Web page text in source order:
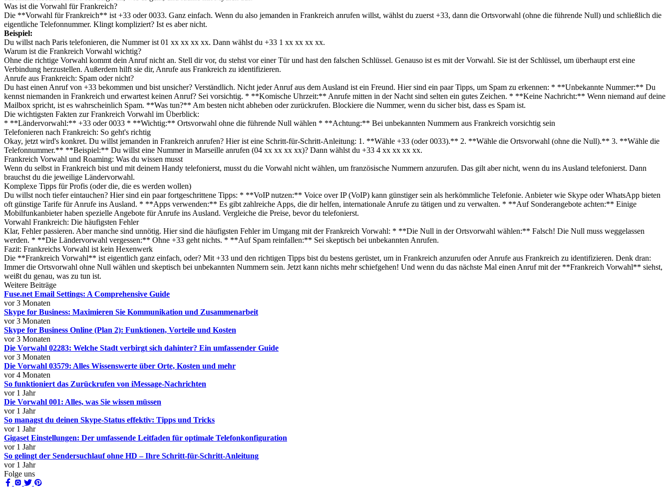
Was ist die Vorwahl für Frankreich?
Die **Vorwahl für Frankreich** ist +33 oder 0033. Ganz einfach. Wenn du also jemanden in Frankreich anrufen willst, wählst du zuerst +33, dann die Ortsvorwahl (ohne die führende Null) und schließlich die
eigentliche Telefonnummer. Klingt kompliziert? Ist es aber nicht.
Beispiel:
Du willst nach Paris telefonieren, die Nummer ist 01 xx xx xx xx. Dann wählst du +33 1 xx xx xx xx.
Warum ist die Frankreich Vorwahl wichtig?
Ohne die richtige Vorwahl kommt dein Anruf nicht an. Stell dir vor, du stehst vor einer Tür und hast den falschen Schlüssel. Genauso ist es mit der Vorwahl. Sie ist der Schlüssel, um überhaupt erst eine
Verbindung herzustellen. Außerdem hilft sie dir, Anrufe aus Frankreich zu identifizieren.
Anrufe aus Frankreich: Spam oder nicht?
Du hast einen Anruf von +33 bekommen und bist unsicher? Verständlich. Nicht jeder Anruf aus dem Ausland ist ein Freund. Hier sind ein paar Tipps, um Spam zu erkennen: * **Unbekannte Nummer:** Du
kennst niemanden in Frankreich und erwartest keinen Anruf? Sei vorsichtig. * **Komische Uhrzeit:** Anrufe mitten in der Nacht sind selten ein gutes Zeichen. * **Keine Nachricht:** Wenn niemand auf deine
Mailbox spricht, ist es wahrscheinlich Spam. **Was tun?** Am besten nicht abheben oder zurückrufen. Blockiere die Nummer, wenn du sicher bist, dass es Spam ist.
Die wichtigsten Fakten zur Frankreich Vorwahl im Überblick:
* **Ländervorwahl:** +33 oder 0033 * **Wichtig:** Ortsvorwahl ohne die führende Null wählen * **Achtung:** Bei unbekannten Nummern aus Frankreich vorsichtig sein
Telefonieren nach Frankreich: So geht's richtig
Okay, jetzt wird's konkret. Du willst jemanden in Frankreich anrufen? Hier ist eine Schritt-für-Schritt-Anleitung: 1. **Wähle +33 (oder 0033).** 2. **Wähle die Ortsvorwahl (ohne die Null).** 3. **Wähle die
Telefonnummer.** **Beispiel:** Du willst eine Nummer in Marseille anrufen (04 xx xx xx xx)? Dann wählst du +33 4 xx xx xx xx.
Frankreich Vorwahl und Roaming: Was du wissen musst
Wenn du selbst in Frankreich bist und mit deinem Handy telefonierst, musst du die Vorwahl nicht wählen, um französische Nummern anzurufen. Das gilt aber nicht, wenn du ins Ausland telefonierst. Dann
brauchst du die jeweilige Ländervorwahl.
Komplexe Tipps für Profis (oder die, die es werden wollen)
Du willst noch tiefer eintauchen? Hier sind ein paar fortgeschrittene Tipps: * **VoIP nutzen:** Voice over IP (VoIP) kann günstiger sein als herkömmliche Telefonie. Anbieter wie Skype oder WhatsApp bieten
oft günstige Tarife für Anrufe ins Ausland. * **Apps verwenden:** Es gibt zahlreiche Apps, die dir helfen, internationale Anrufe zu tätigen und zu verwalten. * **Auf Sonderangebote achten:** Einige
Mobilfunkanbieter haben spezielle Angebote für Anrufe ins Ausland. Vergleiche die Preise, bevor du telefonierst.
Vorwahl Frankreich: Die häufigsten Fehler
Klar, Fehler passieren. Aber manche sind unnötig. Hier sind die häufigsten Fehler im Umgang mit der Frankreich Vorwahl: * **Die Null in der Ortsvorwahl wählen:** Falsch! Die Null muss weggelassen
werden. * **Die Ländervorwahl vergessen:** Ohne +33 geht nichts. * **Auf Spam reinfallen:** Sei skeptisch bei unbekannten Anrufen.
Fazit: Frankreichs Vorwahl ist kein Hexenwerk
Die **Frankreich Vorwahl** ist eigentlich ganz einfach, oder? Mit +33 und den richtigen Tipps bist du bestens gerüstet, um in Frankreich anzurufen oder Anrufe aus Frankreich zu identifizieren. Denk dran:
Immer die Ortsvorwahl ohne Null wählen und skeptisch bei unbekannten Nummern sein. Jetzt kann nichts mehr schiefgehen! Und wenn du das nächste Mal einen Anruf mit der **Frankreich Vorwahl** siehst,
weißt du genau, was zu tun ist.
Weitere Beiträge
Fuse.net Email Settings: A Comprehensive Guide
vor 3 Monaten
Skype for Business: Maximieren Sie Kommunikation und Zusammenarbeit
vor 3 Monaten
Skype for Business Online (Plan 2): Funktionen, Vorteile und Kosten
vor 3 Monaten
Die Vorwahl 02283: Welche Stadt verbirgt sich dahinter? Ein umfassender Guide
vor 3 Monaten
Die Vorwahl 03579: Alles Wissenswerte über Orte, Kosten und mehr
vor 4 Monaten
So funktioniert das Zurückrufen von iMessage-Nachrichten
vor 1 Jahr
Die Vorwahl 001: Alles, was Sie wissen müssen
vor 1 Jahr
So managst du deinen Skype-Status effektiv: Tipps und Tricks
vor 1 Jahr
Gigaset Einstellungen: Der umfassende Leitfaden für optimale Telefonkonfiguration
vor 1 Jahr
So gelingt der Sendersuchlauf ohne HD – Ihre Schritt-für-Schritt-Anleitung
vor 1 Jahr
Folge uns